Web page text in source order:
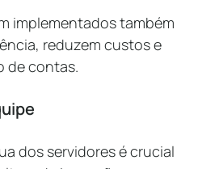
implementados também
reduzem custos e
de contas.
dos servidores é crucial